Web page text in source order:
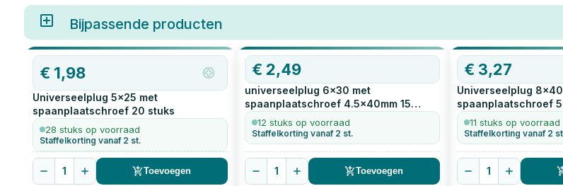
veelvoorkomend probleem: schade door
openslaande deuren. Maar hoe kies je de
juiste deurstop en hoe installeer je een
deurstop? We leggen het stap voor stap
uit.
Bijpassende producten
€ 1,98
Universeelplug 5x25 met
spaanplaatschroef 20 stuks
28 stuks op voorraad
Staffelkorting vanaf 2 st.
1 Toevoegen
€ 2,49
universeelplug 6x30 met
spaanplaatschroef 4.5x40mm 15
stuks12 stuks op voorraad
Staffelkorting vanaf 2 st.
1 Toevoegen
€ 3,27
Universeelplug
spaanplaatschroef
11 stuks op voorraad
Staffelkorting vanaf 2
1